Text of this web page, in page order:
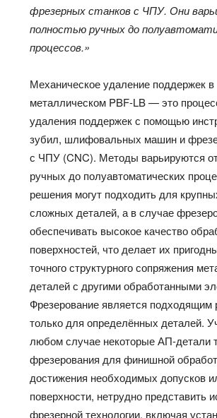
фрезерных станков с ЧПУ. Они
полностью ручных до
процессов.»
Механическое удаление поддержек в
металлическом PBF-LB — это
удаления поддержек с помощью
зубил, шлифовальных машин и
с ЧПУ (CNC). Методы варьируются
ручных до полуавтоматических
решения могут подходить для
сложных деталей, а в случае
обеспечивать высокое качество
поверхностей, что делает их
точного структурного сопряжения
деталей с другими обработанными
Фрезерование является
только для определённых деталей.
любом случае некоторые АП-детали
фрезерования для финишной
достижения необходимых допусков
поверхности, нетрудно представить
фрезерной технологии, включая